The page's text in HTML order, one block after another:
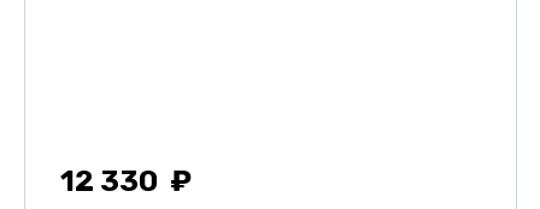
12 330